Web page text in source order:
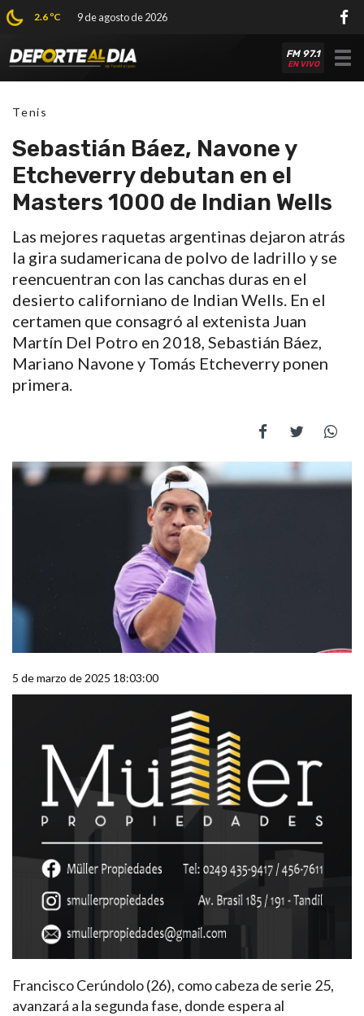
2.6 ºC 9 de agosto de 2026
FM 97.1
EN VIVO
Tenis
Sebastián Báez, Navone y
Etcheverry debutan en el
Masters 1000 de Indian Wells
Las mejores raquetas argentinas dejaron atrás
la gira sudamericana de polvo de ladrillo y se
reencuentran con las canchas duras en el
desierto californiano de Indian Wells. En el
certamen que consagró al extenista Juan
Martín Del Potro en 2018, Sebastián Báez,
Mariano Navone y Tomás Etcheverry ponen
primera.
5 de marzo de 2025 18:03:00
Francisco Cerúndolo (26), como cabeza de serie 25,
avanzará a la segunda fase, donde espera al